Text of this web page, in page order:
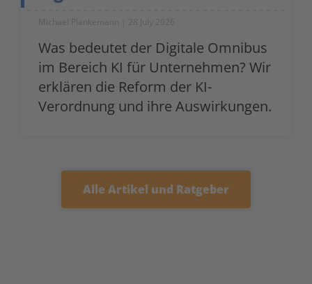
Michael Plankemann 28 July 2026
Was bedeutet der Digitale Omnibus
im Bereich KI für Unternehmen? Wir
erklären die Reform der KI-
Verordnung und ihre Auswirkungen.
Alle Artikel und Ratgeber